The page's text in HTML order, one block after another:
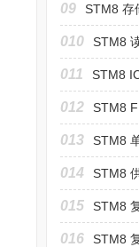
09 STM8 存
010 STM8
011 STM8
012 STM8
013
STM8
(DM)
014 STM8
015 STM8
016 STM8